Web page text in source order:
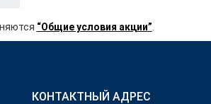
“Общие условия акции”
КОНТАКТНЫЙ АДРЕС